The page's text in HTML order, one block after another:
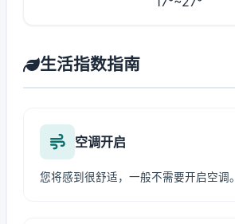
生活指数指南
空调开启
您将感到很舒适，一般不需要开启空调。